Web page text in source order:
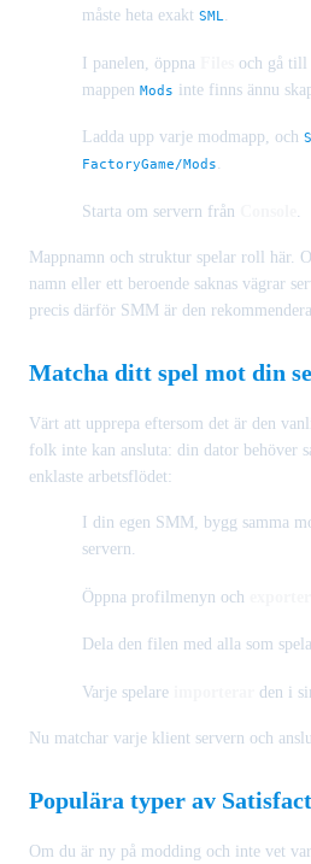
måste heta exakt SML.
I panelen, öppna och gå till
mappen Mods inte finns ännu
Ladda upp varje modmapp, och
FactoryGame/Mods.
Starta om servern från .
Mappnamn och struktur spelar roll här.
namn eller ett beroende saknas vägrar
precis därför SMM är den
Matcha ditt spel mot din
Värt att upprepa eftersom det är den
folk inte kan ansluta: din dator behöver
enklaste arbetsflödet:
I din egen SMM, bygg samma
servern.
Öppna profilmenyn och
Dela den filen med alla som
Varje spelare den i
Nu matchar varje klient servern och
Populära typer av
Om du är ny på modding och inte vet